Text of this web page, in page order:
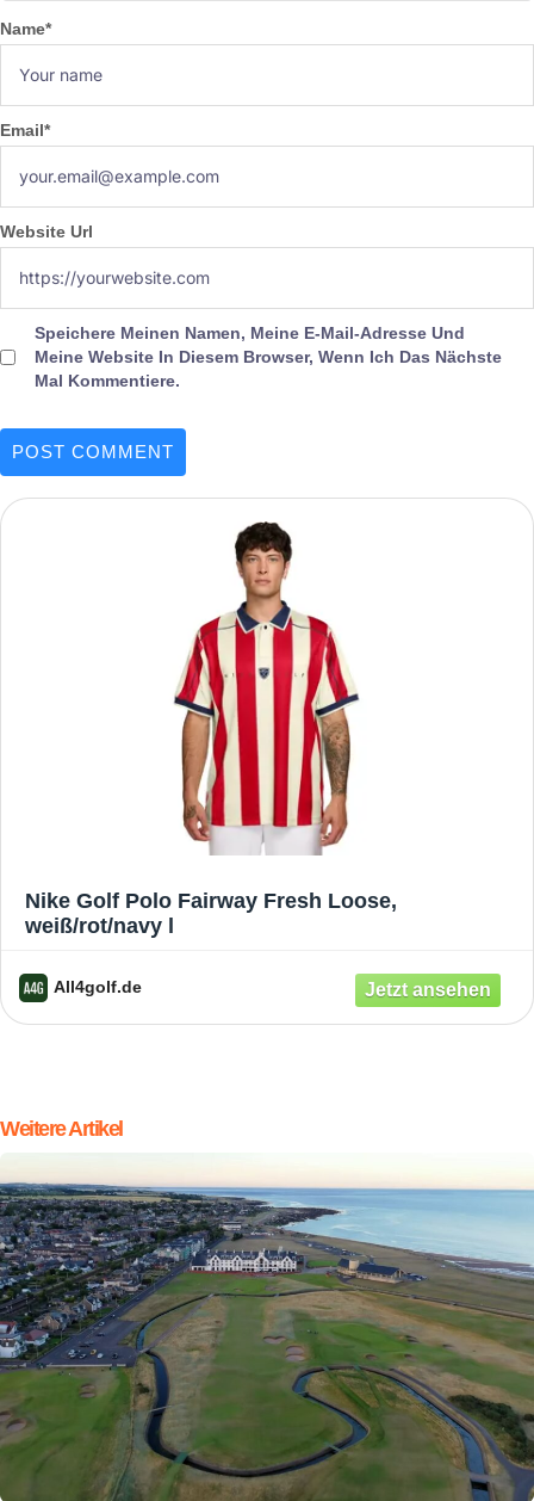
Name*
Email*
Website Url
Speichere Meinen Namen, Meine E-Mail-Adresse Und
Meine Website In Diesem Browser, Wenn Ich Das Nächste
Mal Kommentiere.
Nike Golf Polo Fairway Fresh Loose,
weiß/rot/navy l
All4golf.de
Weitere Artikel